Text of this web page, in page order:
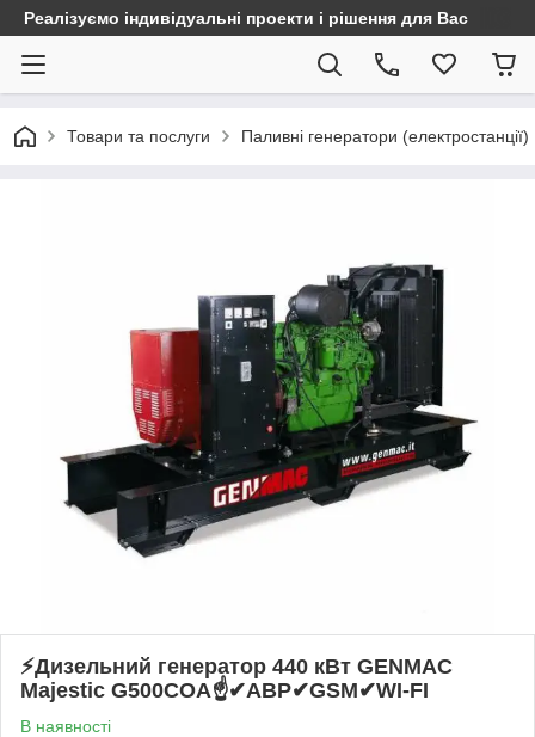
Реалізуємо індивідуальні проекти і рішення для Вас
Товари та послуги Паливні генератори (електростанції)
⚡️Дизельний генератор 440 кВт GENMAC
Majestic G500COA☝✔АВР✔GSM✔WI-FI
В наявності